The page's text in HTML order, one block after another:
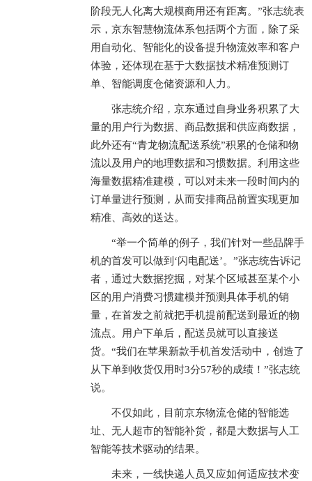
阶段无人化离大规模商用还有距离。”张志统表
示，京东智慧物流体系包括两个方面，除了采
用自动化、智能化的设备提升物流效率和客户
体验，还体现在基于大数据技术精准预测订
单、智能调度仓储资源和人力。
张志统介绍，京东通过自身业务积累了大
量的用户行为数据、商品数据和供应商数据，
此外还有“青龙物流配送系统”积累的仓储和物
流以及用户的地理数据和习惯数据。利用这些
海量数据精准建模，可以对未来一段时间内的
订单量进行预测，从而安排商品前置实现更加
精准、高效的送达。
“举一个简单的例子，我们针对一些品牌手
机的首发可以做到‘闪电配送’。”张志统告诉记
者，通过大数据挖掘，对某个区域甚至某个小
区的用户消费习惯建模并预测具体手机的销
量，在首发之前就把手机提前配送到最近的物
流点。用户下单后，配送员就可以直接送
货。“我们在苹果新款手机首发活动中，创造了
从下单到收货仅用时3分57秒的成绩！”张志统
说。
不仅如此，目前京东物流仓储的智能选
址、无人超市的智能补货，都是大数据与人工
智能等技术驱动的结果。
未来，一线快递人员又应如何适应技术变